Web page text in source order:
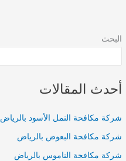
البحث
أحدث المقالات
شركة مكافحة النمل الأسود بالرياض
شركة مكافحة البعوض بالرياض
شركة مكافحة الناموس بالرياض